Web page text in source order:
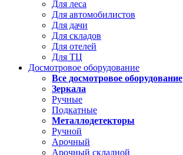
Для леса
Для автомобилистов
Для дачи
Для складов
Для отелей
Для ТЦ
Досмотровое оборудование
Все досмотровое оборудование
Зеркала
Ручные
Подкатные
Металлодетекторы
Ручной
Арочный
Арочный складной